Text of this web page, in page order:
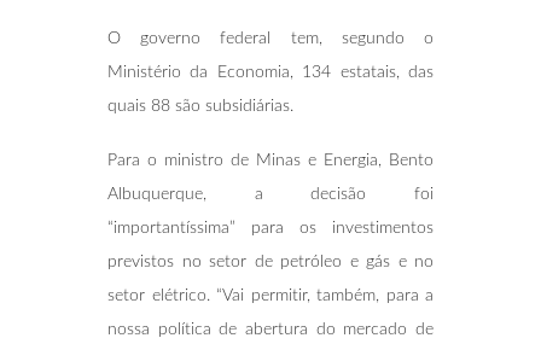
O governo federal tem, segundo o
Ministério da Economia, 134 estatais, das
quais 88 são subsidiárias.
Para o ministro de Minas e Energia, Bento
Albuquerque, a decisão foi
“importantíssima” para os investimentos
previstos no setor de petróleo e gás e no
setor elétrico. “Vai permitir, também, para a
nossa política de abertura do mercado de